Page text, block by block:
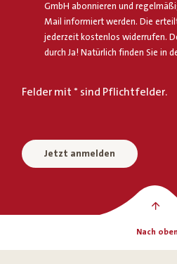
GmbH abonnieren und
Mail informiert werden. Die
jederzeit kostenlos widerrufen.
durch Ja! Natürlich finden Sie in
Felder mit * sind Pflichtfelder.
Jetzt anmelden
Nach oben